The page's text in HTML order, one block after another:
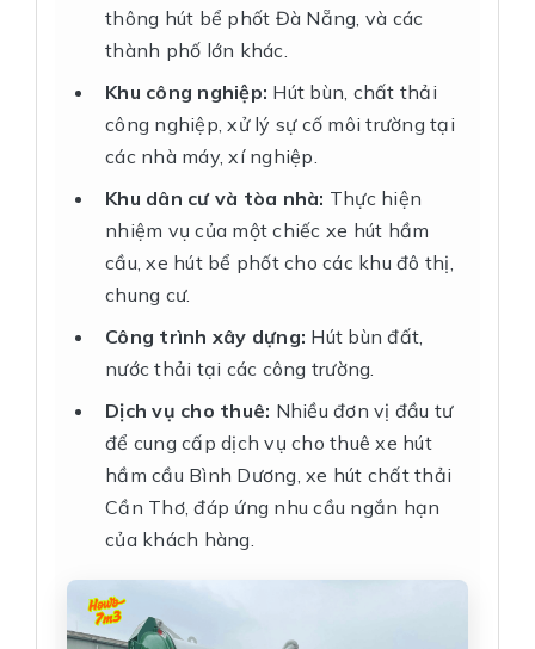
thông hút bể phốt Đà Nẵng, và các
thành phố lớn khác.
Khu công nghiệp: Hút bùn, chất thải
công nghiệp, xử lý sự cố môi trường tại
các nhà máy, xí nghiệp.
Khu dân cư và tòa nhà: Thực hiện
nhiệm vụ của một chiếc xe hút hầm
cầu, xe hút bể phốt cho các khu đô thị,
chung cư.
Công trình xây dựng: Hút bùn đất,
nước thải tại các công trường.
Dịch vụ cho thuê: Nhiều đơn vị đầu tư
để cung cấp dịch vụ cho thuê xe hút
hầm cầu Bình Dương, xe hút chất thải
Cần Thơ, đáp ứng nhu cầu ngắn hạn
của khách hàng.